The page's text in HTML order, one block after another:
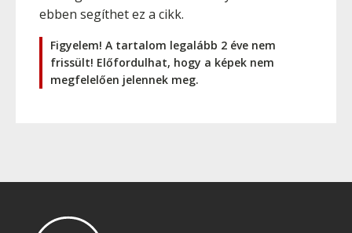
ebben segíthet ez a cikk.
Figyelem! A tartalom legalább 2 éve nem
frissült! Előfordulhat, hogy a képek nem
megfelelően jelennek meg.